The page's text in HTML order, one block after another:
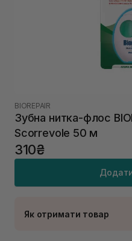
BIOREPAIR
Зубна нитка-флос
Scorrevole 50 м
310₴
Як отримати товар